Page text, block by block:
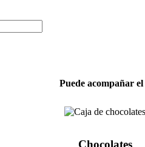
Puede acompañar
Chocolates